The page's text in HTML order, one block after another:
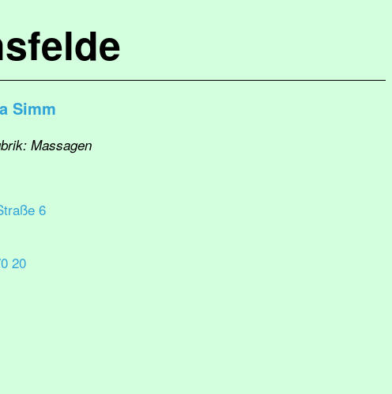
Simm
Massagen
6
20